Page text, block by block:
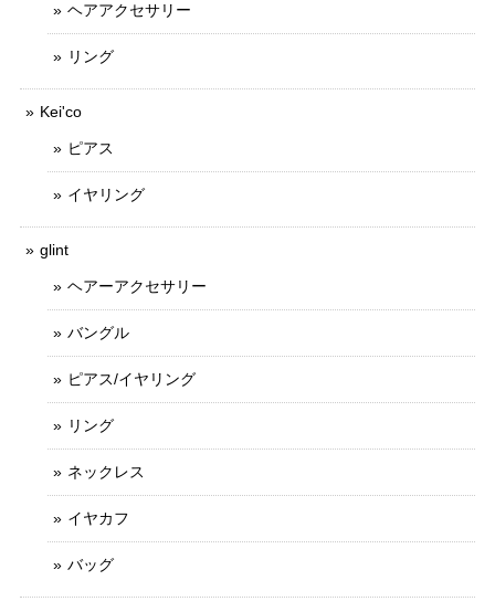
ヘアアクセサリー
リング
Kei'co
ピアス
イヤリング
glint
ヘアーアクセサリー
バングル
ピアス/イヤリング
リング
ネックレス
イヤカフ
バッグ